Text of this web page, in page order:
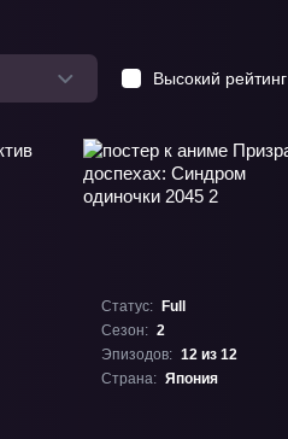
Высокий рейтинг
Статус:
Full
Сезон: 2
Эпизодов: 12 из 12
Страна: Япония